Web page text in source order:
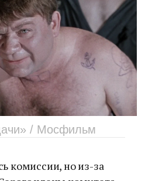
/ Мосфильм
комиссии, но из-за